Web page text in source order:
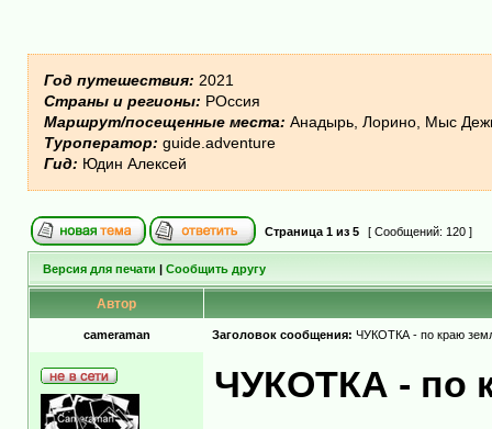
Год путешествия: 2021
Страны и регионы: РОссия
Маршрут/посещенные места: Анадырь, Лорино, Мыс
Туроператор: guide.adventure
Гид: Юдин Алексей
Страница 1 из 5 [ Сообщений: 120 ]
Версия для печати | Сообщить другу
Автор
cameraman Заголовок сообщения: ЧУКОТКА - по краю
ЧУКОТКА - по